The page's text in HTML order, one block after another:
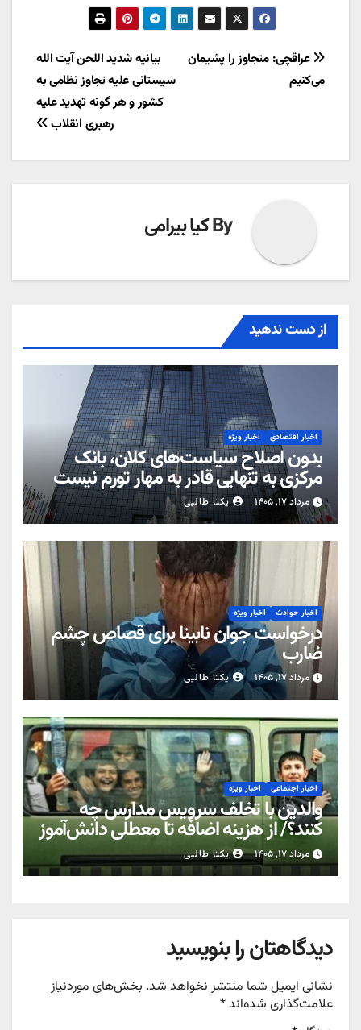
راهبری
نوشته
بیانیه شدید اللحن آیت الله
سیستانی علیه تجاوز نظامی به
کشور و هر گونه تهدید علیه
رهبری انقلاب
عراقچی: متجاوز را پشیمان
می‌کنیم
Byکیا بیرامی
از دست ندهید
اخبار اقتصادی اخبار ویژه
بدون اصلاح سیاست‌های کلان، بانک
مرکزی به تنهایی قادر به مهار تورم نیست
مرداد ۱۷, ۱۴۰۵ یکتا طالبی
اخبار حوادث اخبار ویژه
درخواست جوان نابینا برای قصاص چشم
ضارب
مرداد ۱۷, ۱۴۰۵ یکتا طالبی
اخبار اجتماعی اخبار ویژه
والدین با تخلف سرویس مدارس چه
کنند؟/ از هزینه اضافه تا معطلی دانش‌آموز
مرداد ۱۷, ۱۴۰۵ یکتا طالبی
دیدگاهتان را بنویسید
نشانی ایمیل شما منتشر نخواهد شد. بخش‌های موردنیاز
علامت‌گذاری شده‌اند*